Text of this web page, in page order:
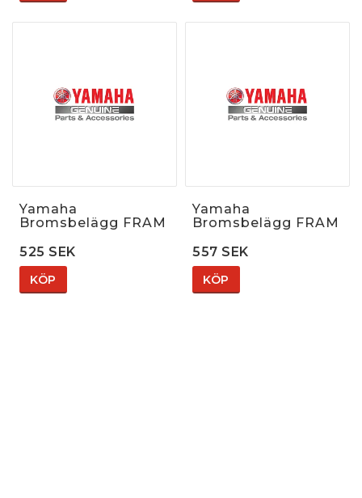
Yamaha
Bromsbelägg FRAM
525 SEK
KÖP
Yamaha
Bromsbelägg FRAM
557 SEK
KÖP